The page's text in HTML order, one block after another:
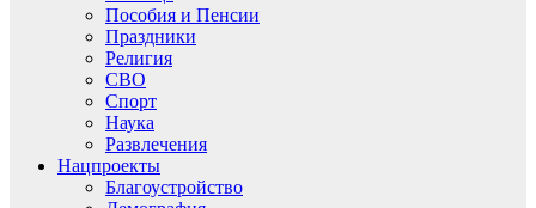
Пособия и Пенсии
Праздники
Религия
СВО
Спорт
Наука
Развлечения
Нацпроекты
Благоустройство